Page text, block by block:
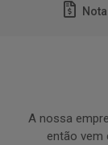
A nossa
então